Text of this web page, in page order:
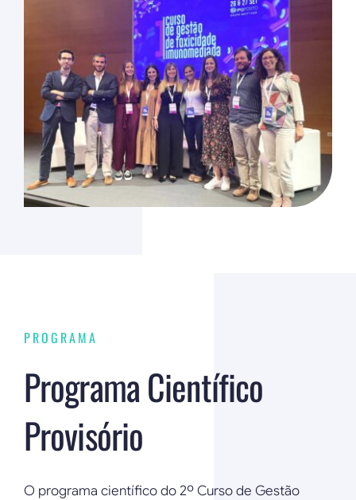
PROGRAMA
Programa Científico
Provisório
O programa científico do 2º Curso de Gestão